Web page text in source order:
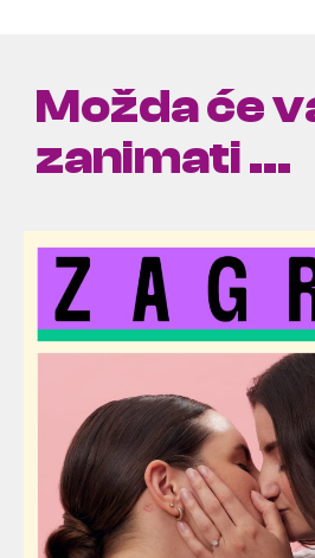
Možda će
zanimati ...